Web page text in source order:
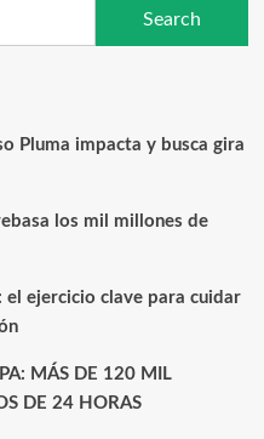
Pluma impacta y busca gira
los mil millones de
el ejercicio clave para cuidar
MÁS DE 120 MIL
DE 24 HORAS